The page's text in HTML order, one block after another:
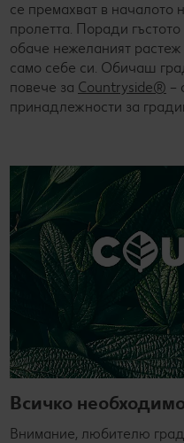
се премахват в началото
пролетта. Поради
обаче нежеланият
само себе си. Обичаш
повече за Countryside® –
принадлежности за
Всичко
Внимание, любителю